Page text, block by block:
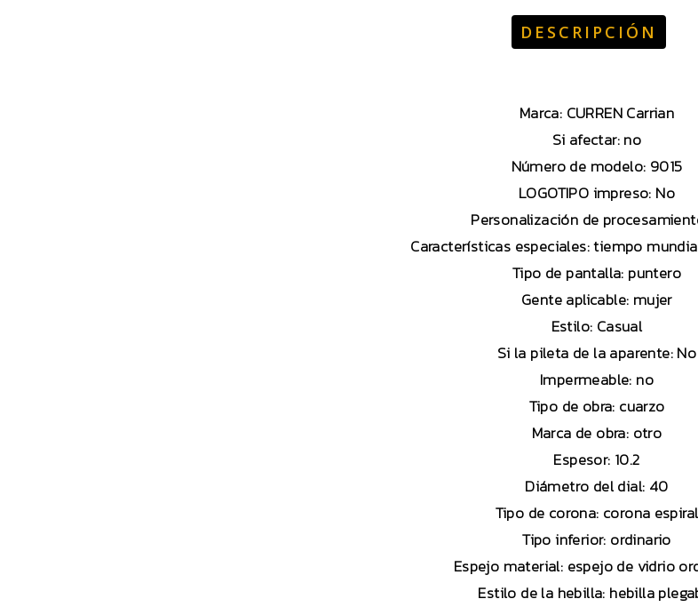
DESCRIPCIÓN
Marca: CURREN Carrian
Si afectar: no
Número de modelo: 9015
LOGOTIPO impreso: No
Personalización de
Características especiales: tiempo
Tipo de pantalla: puntero
Gente aplicable: mujer
Estilo: Casual
Si la pileta de la aparente: No
Impermeable: no
Tipo de obra: cuarzo
Marca de obra: otro
Espesor: 10.2
Diámetro del dial: 40
Tipo de corona: corona espiral
Tipo inferior: ordinario
Espejo material: espejo de vidrio
Estilo de la hebilla: hebilla